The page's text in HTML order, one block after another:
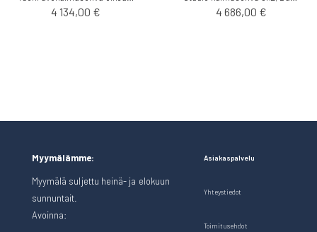
4 134,00 € 4 686,00 €
Myymälämme:
Myymälä suljettu heinä- ja elokuun
sunnuntait.
Avoinna:
Asiakaspalvelu
Yhteystiedot
Toimitusehdot